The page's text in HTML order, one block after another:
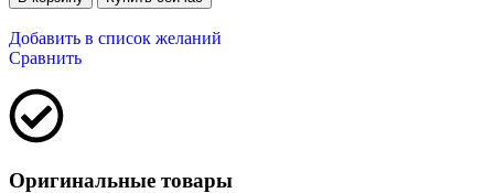
Добавить в список желаний
Сравнить
Оригинальные товары